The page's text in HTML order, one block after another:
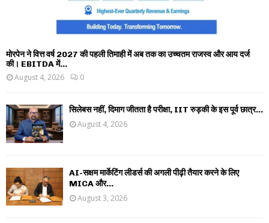
मोरपेन ने वित्त वर्ष 2027 की पहली तिमाही में अब तक का उच्चतम राजस्व और आय दर्ज
की। EBITDA में...
August 4, 2026
0
सिलेबस नहीं, दिमाग जीतता है परीक्षा, IIT रुड़की के इस पूर्व छात्र...
August 4, 2026
AI-सक्षम मार्केटिंग लीडर्स की अगली पीढ़ी तैयार करने के लिए
MICA और...
August 3, 2026